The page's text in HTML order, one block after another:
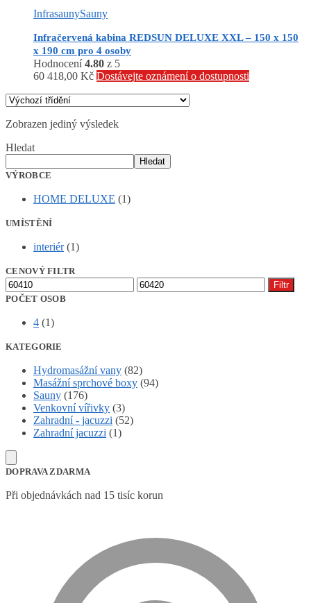
InfrasaunySauny
Infračervená kabina REDSUN DELUXE XXL – 150 x 150
x 190 cm pro 4 osoby
Hodnocení4.80 z 5
60 418,00 Kč Dostávejte oznámení o dostupnosti
Zobrazen jediný výsledek
Hledat
Hledat
VÝROBCE
HOME DELUXE (1)
UMÍSTĚNÍ
interiér (1)
CENOVÝ FILTR
Minimální
cena
Maximální
cena
Filtr
POČET OSOB
4 (1)
KATEGORIE
Hydromasážní vany (82)
Masážní sprchové boxy (94)
Sauny (176)
Venkovní vířivky (3)
Zahradní - jacuzzi (52)
Zahradní jacuzzi (1)
DOPRAVA ZDARMA
Při objednávkách nad 15 tisíc korun